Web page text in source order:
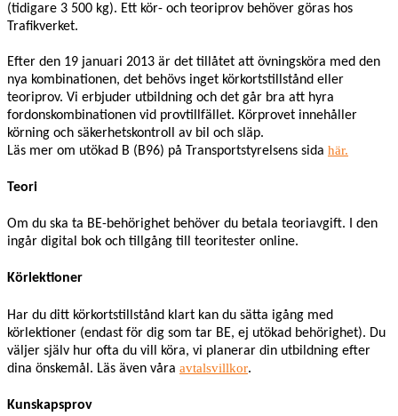
(tidigare 3 500 kg). Ett kör- och teoriprov behöver göras hos
Trafikverket.
Efter den 19 januari 2013 är det tillåtet att övningsköra med den
nya kombinationen, det behövs inget körkortstillstånd eller
teoriprov. Vi erbjuder utbildning och det går bra att hyra
fordonskombinationen vid provtillfället. Körprovet innehåller
körning och säkerhetskontroll av bil och släp.
Läs mer om utökad B (B96) på Transportstyrelsens sida här.
Teori
Om du ska ta BE-behörighet behöver du betala teoriavgift. I den
ingår digital bok och tillgång till teoritester online.
Körlektioner
Har du ditt körkortstillstånd klart kan du sätta igång med
körlektioner (endast för dig som tar BE, ej utökad behörighet). Du
väljer själv hur ofta du vill köra, vi planerar din utbildning efter
dina önskemål. Läs även våra avtalsvillkor.
Kunskapsprov